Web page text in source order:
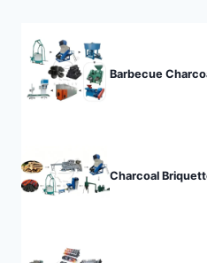
Barbecue
Charcoal